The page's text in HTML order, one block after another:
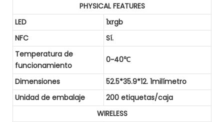
PHYSICAL FEATURES
LED
1xrgb
NFC
Sí.
Temperatura de
funcionamiento
0~40℃
Dimensiones
52.5*35.9*12. 1milímetro
Unidad de embalaje
200 etiquetas/caja
WIRELESS